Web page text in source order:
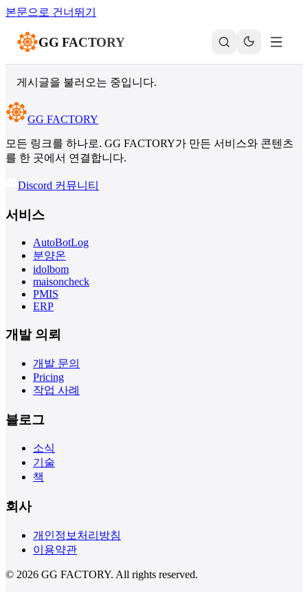
본문으로 건너뛰기
GG FACTORY
게시글을 불러오는 중입니다.
GG FACTORY
모든 링크를 하나로. GG FACTORY가 만든 서비스와 콘텐츠
를 한 곳에서 연결합니다.
Discord 커뮤니티
서비스
AutoBotLog
분양온
idolbom
maisoncheck
PMIS
ERP
개발 의뢰
개발 문의
Pricing
작업 사례
블로그
소식
기술
책
회사
개인정보처리방침
이용약관
© 2026 GG FACTORY. All rights reserved.